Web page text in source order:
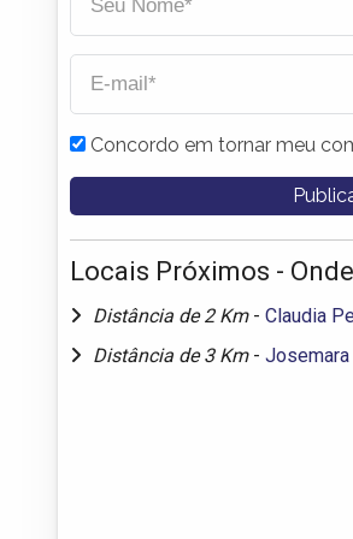
Concordo em tornar meu
Locais Próximos -
Distância de 2 Km - Claudia
Distância de 3 Km - Josemara